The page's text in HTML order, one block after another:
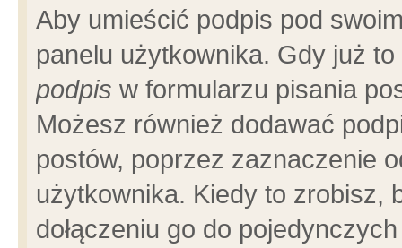
Aby umieścić podpis pod
panelu użytkownika. Gdy już
podpis w formularzu pisania
Możesz również dodawać
postów, poprzez zaznaczenie
użytkownika. Kiedy to zrobisz,
dołączeniu go do